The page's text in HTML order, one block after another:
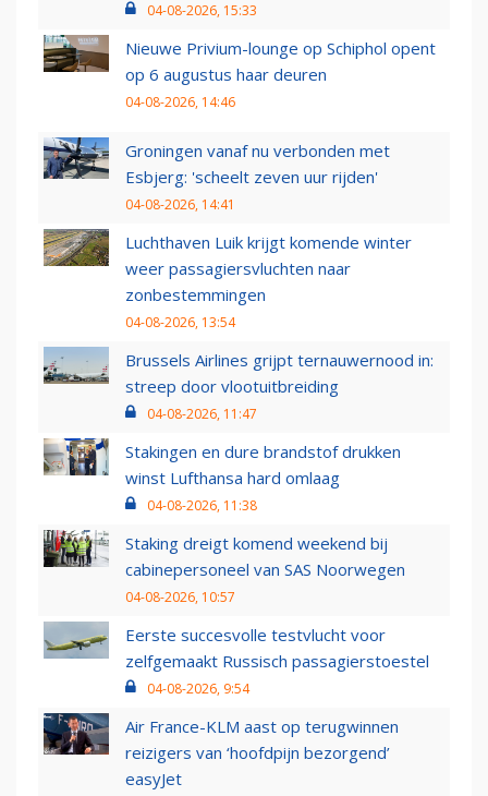
04-08-2026, 15:33
Nieuwe Privium-lounge op Schiphol opent
op 6 augustus haar deuren
04-08-2026, 14:46
Groningen vanaf nu verbonden met
Esbjerg: 'scheelt zeven uur rijden'
04-08-2026, 14:41
Luchthaven Luik krijgt komende winter
weer passagiersvluchten naar
zonbestemmingen
04-08-2026, 13:54
Brussels Airlines grijpt ternauwernood in:
streep door vlootuitbreiding
04-08-2026, 11:47
Stakingen en dure brandstof drukken
winst Lufthansa hard omlaag
04-08-2026, 11:38
Staking dreigt komend weekend bij
cabinepersoneel van SAS Noorwegen
04-08-2026, 10:57
Eerste succesvolle testvlucht voor
zelfgemaakt Russisch passagierstoestel
04-08-2026, 9:54
Air France-KLM aast op terugwinnen
reizigers van ‘hoofdpijn bezorgend’
easyJet